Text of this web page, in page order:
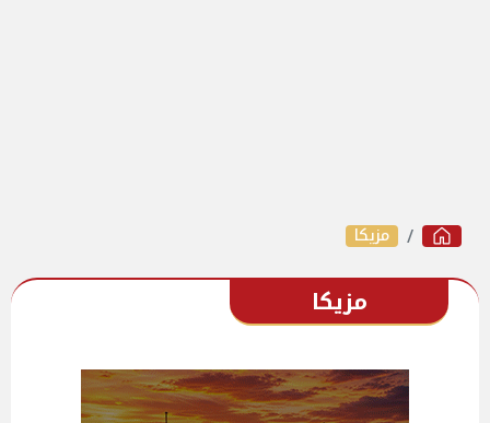
مزيكا
مزيكا